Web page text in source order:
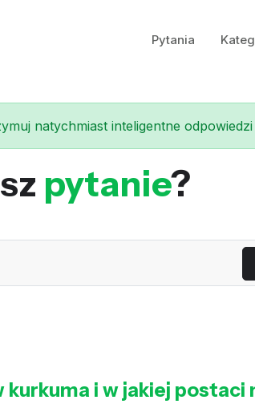
Pytania
natychmiast inteligentne
pytanie?
kurkuma i w jakiej